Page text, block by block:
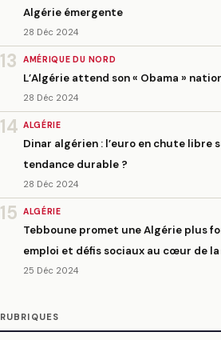
Algérie émergente
28 Déc 2024
13 AMÉRIQUE DU NORD
L’Algérie attend son « Obama »
28 Déc 2024
14 ALGÉRIE
Dinar algérien : l’euro en chute libre
tendance durable ?
28 Déc 2024
15 ALGÉRIE
Tebboune promet une Algérie plus
emploi et défis sociaux au cœur de
25 Déc 2024
RUBRIQUES